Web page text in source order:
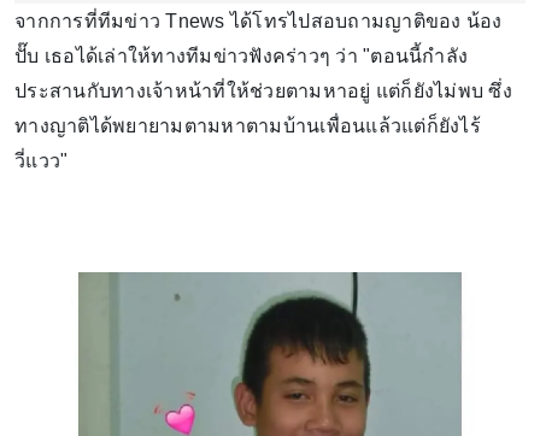
จากการที่ทีมข่าว Tnews ได้โทรไปสอบถามญาติของ น้อง
ปั๊บ เธอได้เล่าให้ทางทีมข่าวฟังคร่าวๆ ว่า "ตอนนี้กำลัง
ประสานกับทางเจ้าหน้าที่ให้ช่วยตามหาอยู่ แต่ก็ยังไม่พบ ซึ่ง
ทางญาติได้พยายามตามหาตามบ้านเพื่อนแล้วแต่ก็ยังไร้
วี่แวว"